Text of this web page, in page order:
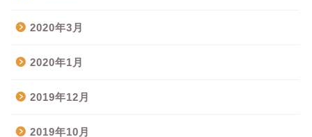
2020年3月
2020年1月
2019年12月
2019年10月